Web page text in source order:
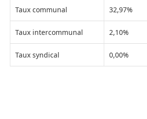
Taux communal 32,97%
Taux intercommunal 2,10%
Taux syndical 0,00%